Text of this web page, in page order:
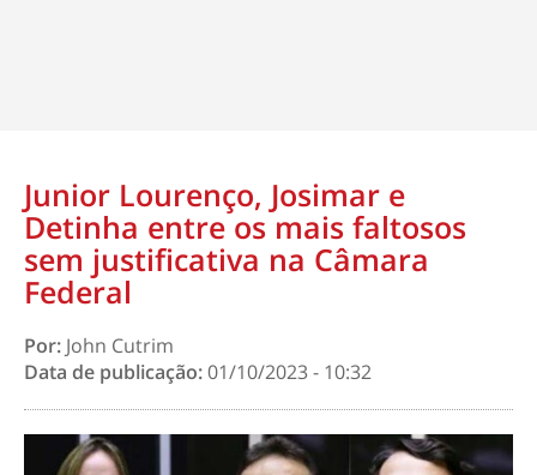
Junior Lourenço, Josimar e
Detinha entre os mais faltosos
sem justificativa na Câmara
Federal
Por: John Cutrim
Data de publicação:01/10/2023 - 10:32